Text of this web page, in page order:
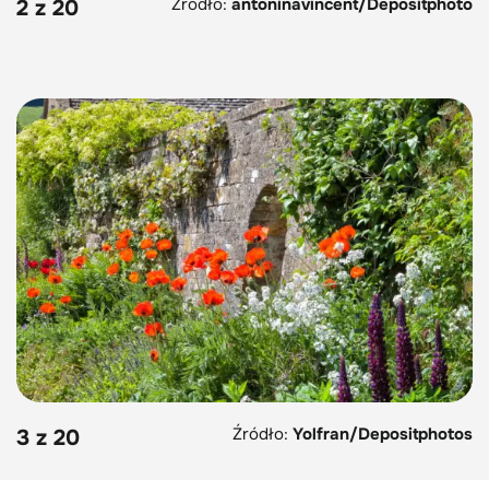
2 z 20
3 z 20 Źródło: Yolfran/Depositphotos